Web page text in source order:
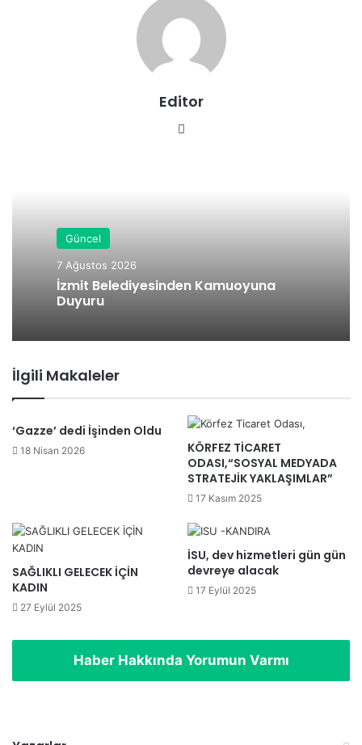
Editor
Güncel
7 Ağustos 2026
İzmit Belediyesinden Kamuoyuna
Duyuru
İlgili Makaleler
‘Gazze’ dedi İşinden Oldu
18 Nisan 2026
KÖRFEZ TİCARET
ODASI,“SOSYAL MEDYADA
STRATEJİK YAKLAŞIMLAR”
17 Kasım 2025
SAĞLIKLI GELECEK İÇİN
KADIN
27 Eylül 2025
İSU, dev hizmetleri gün gün
devreye alacak
17 Eylül 2025
Haber Hakkında Yorumun Varmı